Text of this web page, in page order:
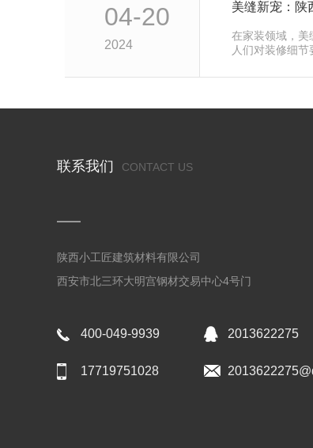
04-20
2024
美缝新宠：陕
在家装领域，美
人们对装修细
联系我们 CONTACT US
陕西小工匠建筑材料有限公司
西安市北三环大明宫钢材交易中心4号门
400-049-9939 2013622275
17719751028